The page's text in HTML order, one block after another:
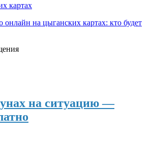
картах
онлайн на цыганских картах: кто будет
на ситуацию —